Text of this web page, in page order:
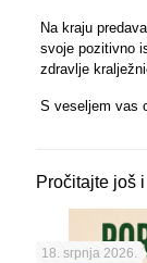
Na kraju
svoje pozitivno
zdravlje
S veseljem vas
Pročitajte još
18. srpnja 2026.